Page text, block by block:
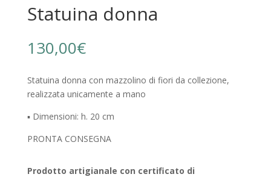
Statuina donna
130,00€
Statuina donna con mazzolino di fiori da collezione,
realizzata unicamente a mano
▪️ Dimensioni: h. 20 cm
PRONTA CONSEGNA
Prodotto artigianale con certificato di